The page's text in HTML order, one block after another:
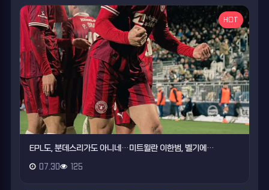
HOT
EPL도, 분데스리가도 아니네…미트윌란 이한범, 벨기에…
07.30 125